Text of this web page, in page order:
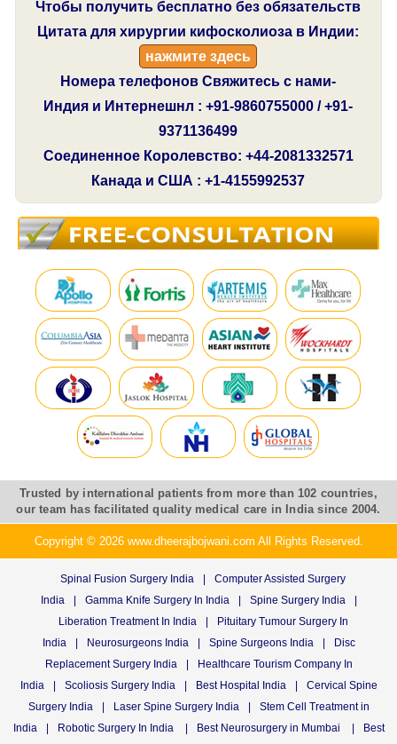
Чтобы получить бесплатно без обязательств
Цитата для хирургии кифосколиоза в Индии:
нажмите здесь
Номера телефонов Свяжитесь с нами-
Индия и Интернешнл : +91-9860755000 / +91-
9371136499
Соединенное Королевство: +44-2081332571
Канада и США : +1-4155992537
Trusted by international patients from more than 102 countries,
our team has facilitated quality medical care in India since 2004.
Copyright © 2026 www.dheerajbojwani.com All Rights Reserved.
Spinal Fusion Surgery India
Computer Assisted Surgery
India
Gamma Knife Surgery In India Spine Surgery India
Liberation Treatment In India
Pituitary Tumour Surgery In
India
Neurosurgeons India Spine Surgeons India
Disc
Replacement Surgery India
Healthcare Tourism Company In
India
Scoliosis Surgery India Best Hospital India
Cervical Spine
Surgery India
Laser Spine Surgery India
Stem Cell Treatment in
India
Robotic Surgery In India Best Neurosurgery in Mumbai
Best